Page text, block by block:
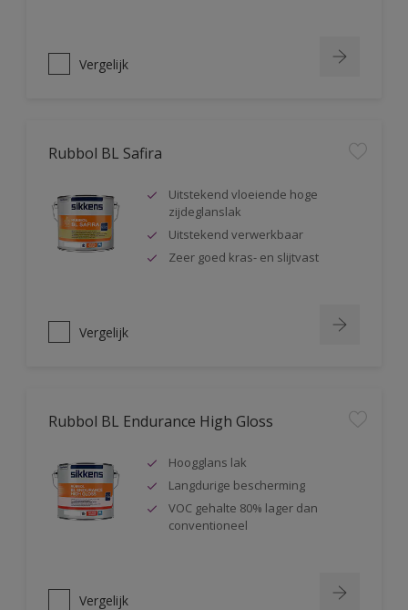
Vergelijk
Rubbol BL Safira
Uitstekend vloeiende hoge
zijdeglanslak
Uitstekend verwerkbaar
Zeer goed kras- en slijtvast
Vergelijk
Rubbol BL Endurance High Gloss
Hoogglans lak
Langdurige bescherming
VOC gehalte 80% lager dan
conventioneel
Vergelijk